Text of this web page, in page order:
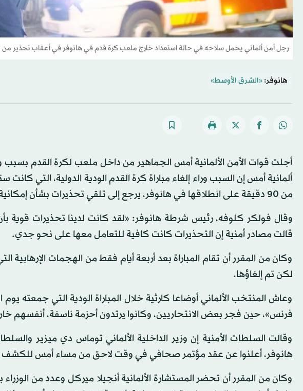
رجل أمن ألماني يحمل سلاحه في حالة استعداد خارج ملعب كرة قدم في هانوفر في أعقاب تحذير من
هانوفر: «الشرق الأوسط»
أجلت قوات الأمن الألمانية أمس الجماهير من داخل ملعب لكرة القدم بسبب
ألمانية أمس إن السبب وراء إلغاء مباراة كرة القدم الودية الدولية، التي
من 90 دقيقة على انطلاقها في هانوفر، يرجع إلى تلقي تحذيرات بشأن إمكانية وقوع هجمات تستهدف المباراة.
وقال فولكر كلوفه، رئيس شرطة هانوفر: «لقد كانت لدينا تحذيرات قوية
قالت مصادر أمنية إن التحذيرات كانت كافية للتعامل معها على نحو جدي.
وكان من المقرر أن تقام المباراة بعد أربعة أيام فقط من الهجمات
لكن تم إلغاؤها.
وعاش المنتخب الألماني أوضاعا كارثية خلال المباراة الودية التي
فرنس»، حين فجر بعض الانتحاريين، وكانوا يرتدون أحزمة ناسفة، أنفسهم
وقالت السلطات الأمنية إن وزير الداخلية الألماني توماس دي ميزير
هانوفر، أعلنوا عن عقد مؤتمر صحافي في وقت لاحق من مساء أمس
وكان من المقرر أن تحضر المستشارة الألمانية أنجيلا ميركل وعدد من